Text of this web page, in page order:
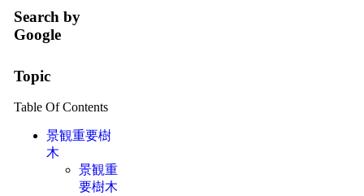
Search by
Google
Topic
Table Of Contents
景観重要樹
木
景観重
要樹木